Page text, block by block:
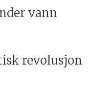
vann
revolusjon